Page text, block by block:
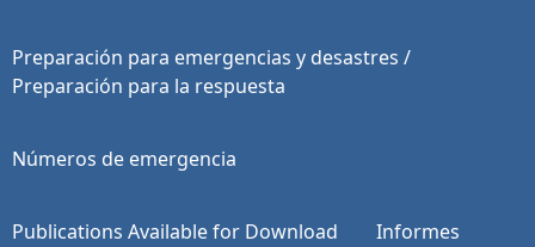
Preparación para emergencias y desastres /
Preparación para la respuesta
Números de emergencia
Publications Available for Download Informes